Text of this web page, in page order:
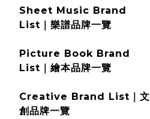
Sheet Music Brand
List｜樂譜品牌一覽
Picture Book Brand
List｜繪本品牌一覽
Creative Brand List｜文
創品牌一覽